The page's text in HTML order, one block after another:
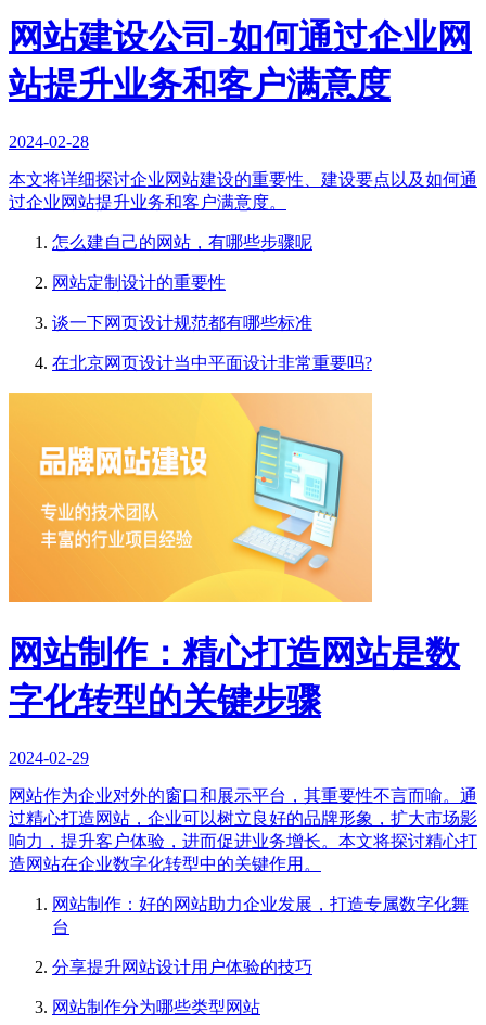
网站建设公司-如何通过企业网
站提升业务和客户满意度
2024-02-28
本文将详细探讨企业网站建设的重要性、建设要点以及如何通
过企业网站提升业务和客户满意度。
怎么建自己的网站，有哪些步骤呢
网站定制设计的重要性
谈一下网页设计规范都有哪些标准
在北京网页设计当中平面设计非常重要吗?
网站制作：精心打造网站是数
字化转型的关键步骤
2024-02-29
网站作为企业对外的窗口和展示平台，其重要性不言而喻。通
过精心打造网站，企业可以树立良好的品牌形象，扩大市场影
响力，提升客户体验，进而促进业务增长。本文将探讨精心打
造网站在企业数字化转型中的关键作用。
网站制作：好的网站助力企业发展，打造专属数字化舞
台
分享提升网站设计用户体验的技巧
网站制作分为哪些类型网站